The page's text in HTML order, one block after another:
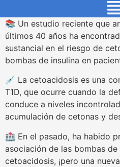
📚 Un estudio reciente que
últimos 40 años ha
sustancial en el riesgo de
bombas de insulina en
💉 La cetoacidosis es una
T1D, que ocurre cuando la
conduce a niveles
acumulación de cetonas y
🏥 En el pasado, ha habido
asociación de las bombas de
cetoacidosis, ¡pero una